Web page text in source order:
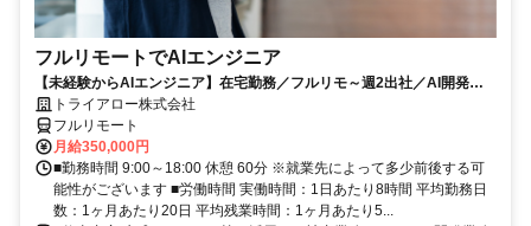
フルリモートでAIエンジニア
【未経験からAIエンジニア】在宅勤務／フルリモ～週2出社／AI開発を
仕事にする
トライアロー株式会社
フルリモート
月給350,000円
■勤務時間 9:00～18:00 休憩 60分 ※就業先によって多少前後する可
能性がございます ■労働時間 実働時間：1日あたり8時間 平均勤務日
数：1ヶ月あたり20日 平均残業時間：1ヶ月あたり5...